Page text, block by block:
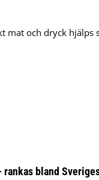
mat och dryck hjälps
bland